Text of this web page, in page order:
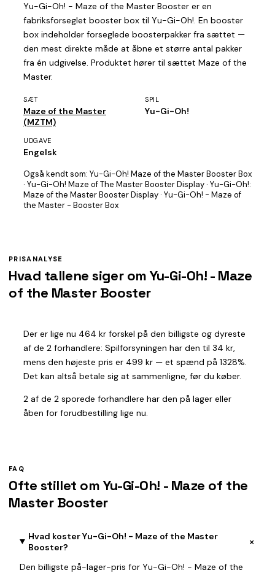
Yu-Gi-Oh! - Maze of the Master Booster er en
fabriksforseglet booster box til Yu-Gi-Oh!. En booster
box indeholder forseglede boosterpakker fra sættet —
den mest direkte måde at åbne et større antal pakker
fra én udgivelse. Produktet hører til sættet Maze of the
Master.
SÆT
Maze of the Master
(MZTM)
SPIL
Yu-Gi-Oh!
UDGAVE
Engelsk
Også kendt som: Yu-Gi-Oh! Maze of the Master Booster Box
· Yu-Gi-Oh! Maze of The Master Booster Display · Yu-Gi-Oh!:
Maze of the Master Booster Display · Yu-Gi-Oh! - Maze of
the Master - Booster Box
PRISANALYSE
Hvad tallene siger om Yu-Gi-Oh! - Maze
of the Master Booster
Der er lige nu 464 kr forskel på den billigste og dyreste
af de 2 forhandlere: Spilforsyningen har den til 34 kr,
mens den højeste pris er 499 kr — et spænd på 1328%.
Det kan altså betale sig at sammenligne, før du køber.
2 af de 2 sporede forhandlere har den på lager eller
åben for forudbestilling lige nu.
FAQ
Ofte stillet om Yu-Gi-Oh! - Maze of the
Master Booster
Hvad koster Yu-Gi-Oh! - Maze of the Master
Booster?
+
Den billigste på-lager-pris for Yu-Gi-Oh! - Maze of the